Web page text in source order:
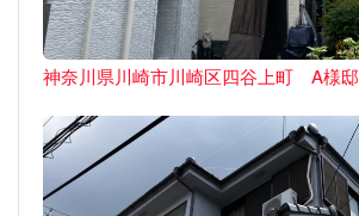
神奈川県川崎市川崎区四谷上町 A様邸